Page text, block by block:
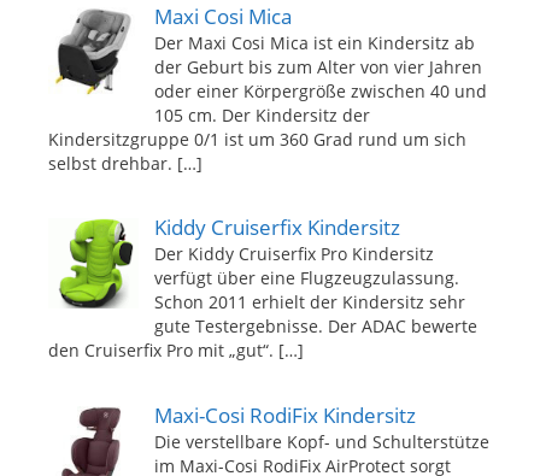
Maxi Cosi Mica
Der Maxi Cosi Mica ist ein Kindersitz ab
der Geburt bis zum Alter von vier Jahren
oder einer Körpergröße zwischen 40 und
105 cm. Der Kindersitz der
Kindersitzgruppe 0/1 ist um 360 Grad rund um sich
selbst drehbar. […]
Kiddy Cruiserfix Kindersitz
Der Kiddy Cruiserfix Pro Kindersitz
verfügt über eine Flugzeugzulassung.
Schon 2011 erhielt der Kindersitz sehr
gute Testergebnisse. Der ADAC bewerte
den Cruiserfix Pro mit „gut“. […]
Maxi-Cosi RodiFix Kindersitz
Die verstellbare Kopf- und Schulterstütze
im Maxi-Cosi RodiFix AirProtect sorgt